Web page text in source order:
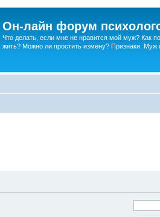
Он-лайн форум
Что делать, если мне не нравится мой муж? Как
жить? Можно ли простить измену? Признаки. Муж